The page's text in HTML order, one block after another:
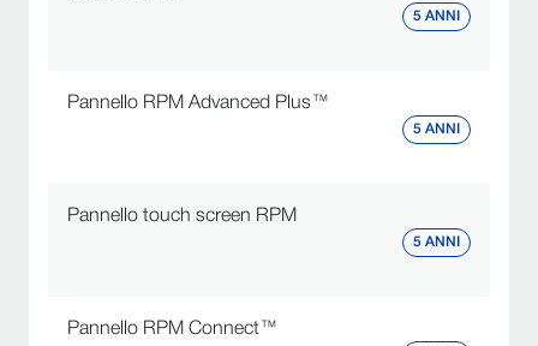
5 ANNI
Pannello RPM Advanced Plus™
5 ANNI
Pannello touch screen RPM
5 ANNI
Pannello RPM Connect™